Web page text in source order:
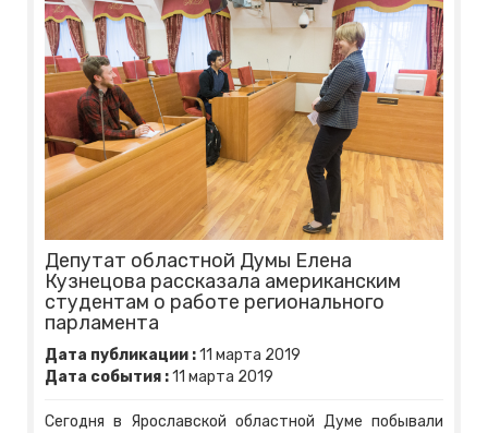
Депутат областной Думы Елена
Кузнецова рассказала американским
студентам о работе регионального
парламента
Дата публикации :11 марта 2019
Дата события :11 марта 2019
Сегодня в Ярославской областной Думе побывали